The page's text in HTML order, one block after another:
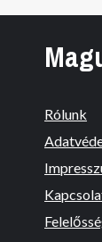
Rólunk